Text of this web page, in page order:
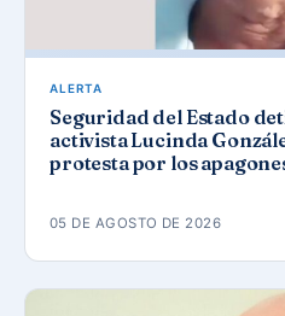
ALERTA
Seguridad del Estado
activista Lucinda
protesta por los
05 DE AGOSTO DE 2026